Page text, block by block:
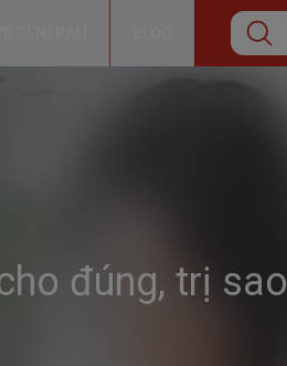
đúng, trị